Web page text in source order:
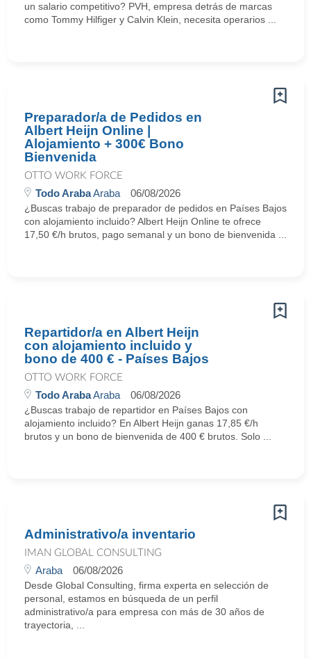
un salario competitivo? PVH, empresa detrás de marcas
como Tommy Hilfiger y Calvin Klein, necesita operarios ...
Preparador/a de Pedidos en
Albert Heijn Online |
Alojamiento + 300€ Bono
Bienvenida
OTTO WORK FORCE
Todo ArabaAraba 06/08/2026
¿Buscas trabajo de preparador de pedidos en Países Bajos
con alojamiento incluido? Albert Heijn Online te ofrece
17,50 €/h brutos, pago semanal y un bono de bienvenida ...
Repartidor/a en Albert Heijn
con alojamiento incluido y
bono de 400 € - Países Bajos
OTTO WORK FORCE
Todo ArabaAraba 06/08/2026
¿Buscas trabajo de repartidor en Países Bajos con
alojamiento incluido? En Albert Heijn ganas 17,85 €/h
brutos y un bono de bienvenida de 400 € brutos. Solo ...
Administrativo/a inventario
IMAN GLOBAL CONSULTING
Araba 06/08/2026
Desde Global Consulting, firma experta en selección de
personal, estamos en búsqueda de un perfil
administrativo/a para empresa con más de 30 años de
trayectoria, ...